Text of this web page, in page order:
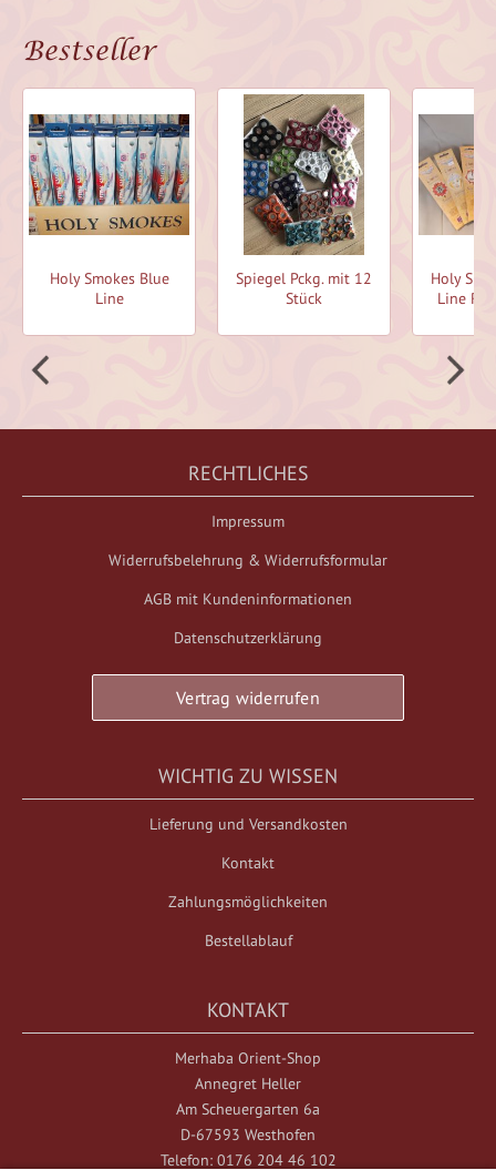
Bestseller
Holy Smokes Blue
Line
Spiegel Pckg. mit 12
Stück
Holy
Line
RECHTLICHES
Impressum
Widerrufsbelehrung & Widerrufsformular
AGB mit Kundeninformationen
Datenschutzerklärung
Vertrag widerrufen
WICHTIG ZU WISSEN
Lieferung und Versandkosten
Kontakt
Zahlungsmöglichkeiten
Bestellablauf
KONTAKT
Merhaba Orient-Shop
Annegret Heller
Am Scheuergarten 6a
D-67593 Westhofen
Telefon: 0176 204 46 102